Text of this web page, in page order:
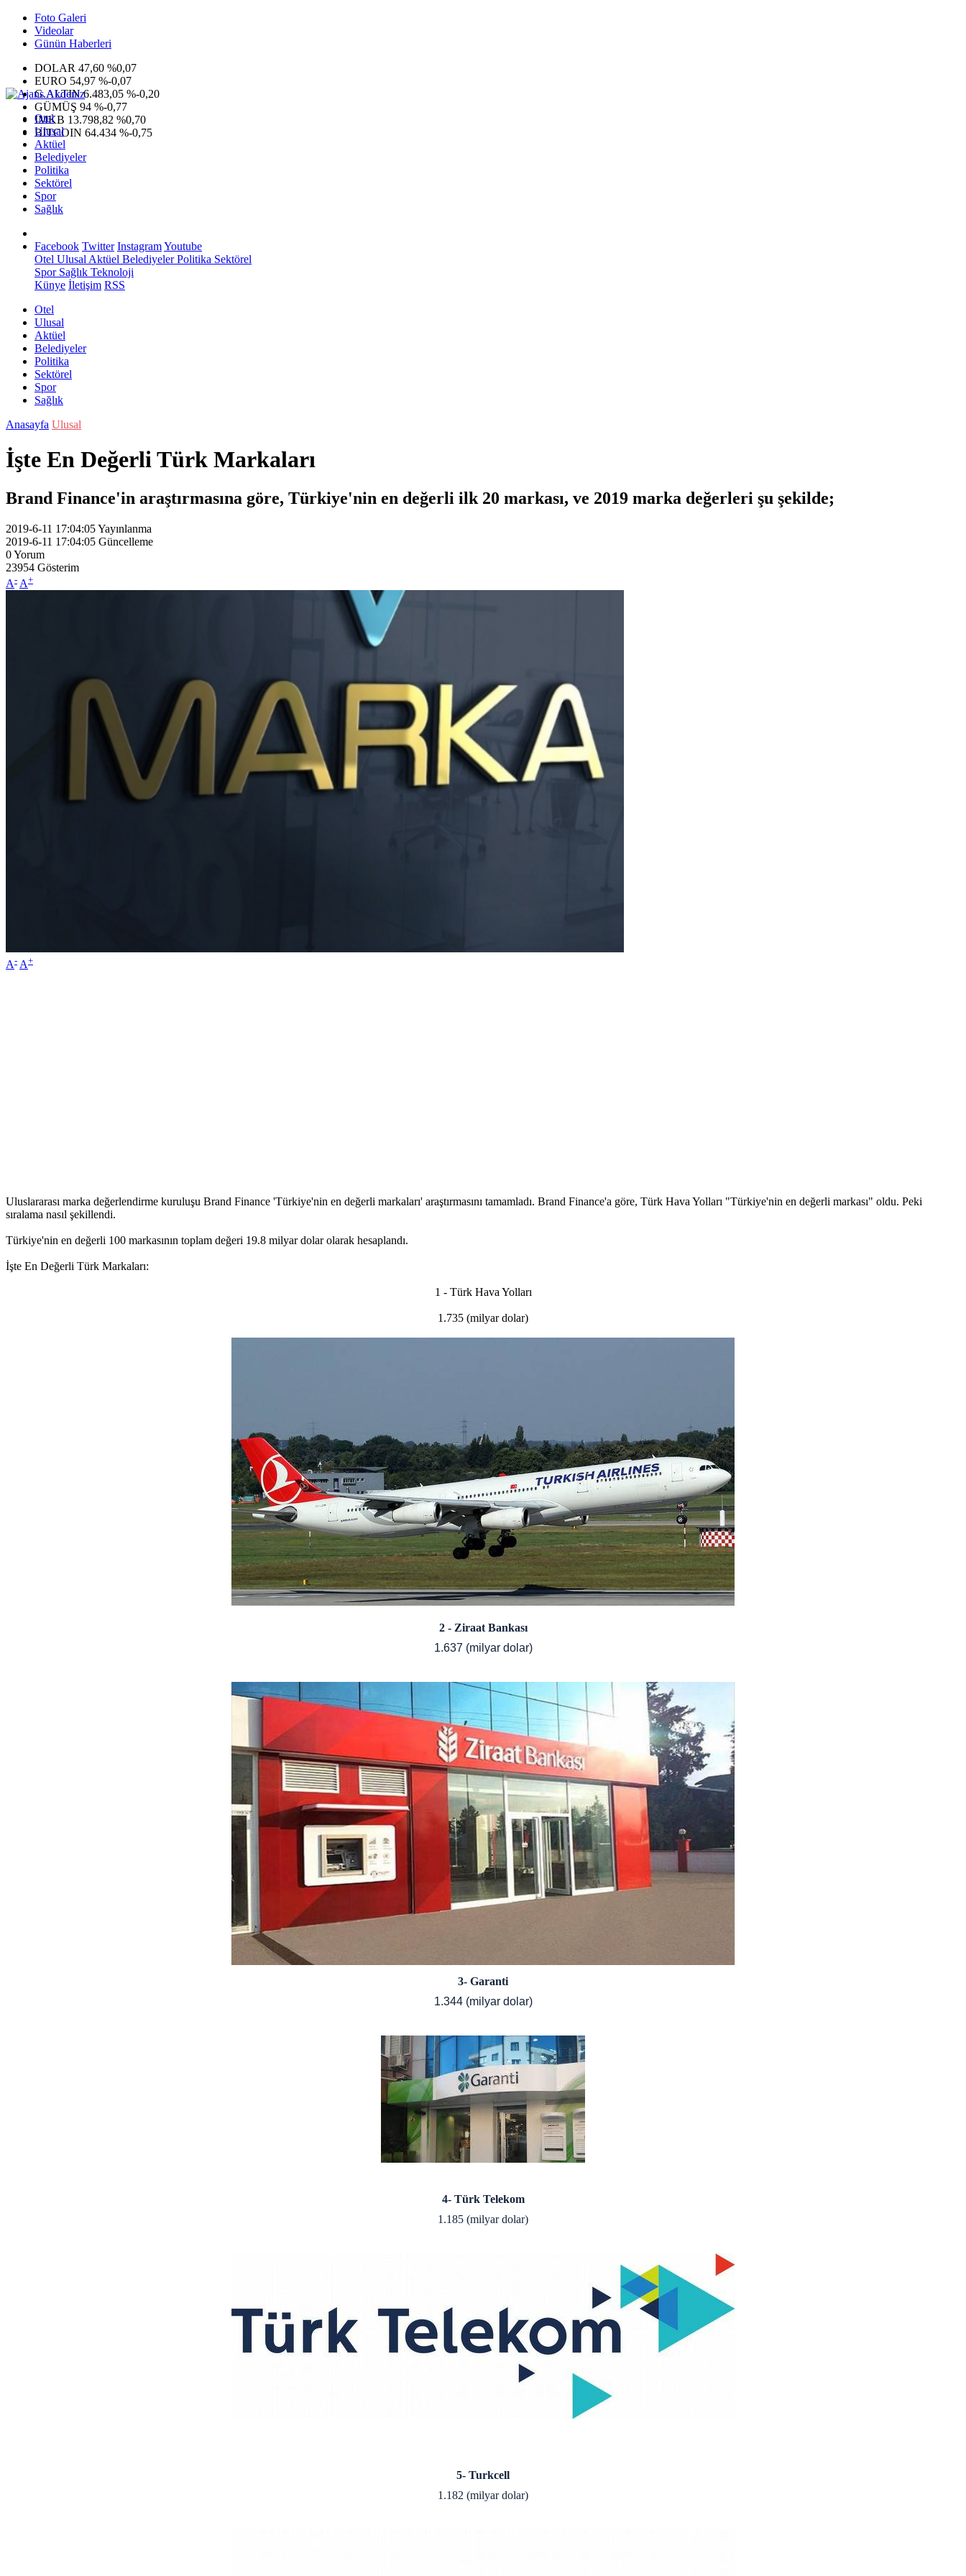
Foto Galeri
Videolar
Günün Haberleri
DOLAR 47,60 %0,07
EURO 54,97 %-0,07
G.ALTIN6.483,05 %-0,20
GÜMÜŞ 94 %-0,77
IMKB 13.798,82 %0,70
BITCOIN 64.434 %-0,75
Otel
Ulusal
Aktüel
Belediyeler
Politika
Sektörel
Spor
Sağlık
Facebook Twitter InstagramYoutube
Otel Ulusal Aktüel BelediyelerPolitika Sektörel
SporSağlık Teknoloji
Künye İletişim RSS
Otel
Ulusal
Aktüel
Belediyeler
Politika
Sektörel
Spor
Sağlık
Anasayfa Ulusal
İşte En Değerli Türk Markaları
Brand Finance'in araştırmasına göre, Türkiye'nin en değerli ilk 20 markası, ve 2019 marka değerleri şu şekilde;
2019-6-11 17:04:05Yayınlanma
2019-6-11 17:04:05 Güncelleme
0Yorum
23954 Gösterim
A- A+
A- A+
Uluslararası marka değerlendirme kuruluşu Brand Finance 'Türkiye'nin en değerli markaları' araştırmasını tamamladı. Brand Finance'a göre, Türk Hava Yolları "Türkiye'nin en değerli markası" oldu. Peki
sıralama nasıl şekillendi.
Türkiye'nin en değerli 100 markasının toplam değeri 19.8 milyar dolar olarak hesaplandı.
İşte En Değerli Türk Markaları:
1 - Türk Hava Yolları
1.735 (milyar dolar)
2 - Ziraat Bankası
1.637 (milyar dolar)
3- Garanti
1.344 (milyar dolar)
4- Türk Telekom
1.185 (milyar dolar)
5- Turkcell
1.182 (milyar dolar)